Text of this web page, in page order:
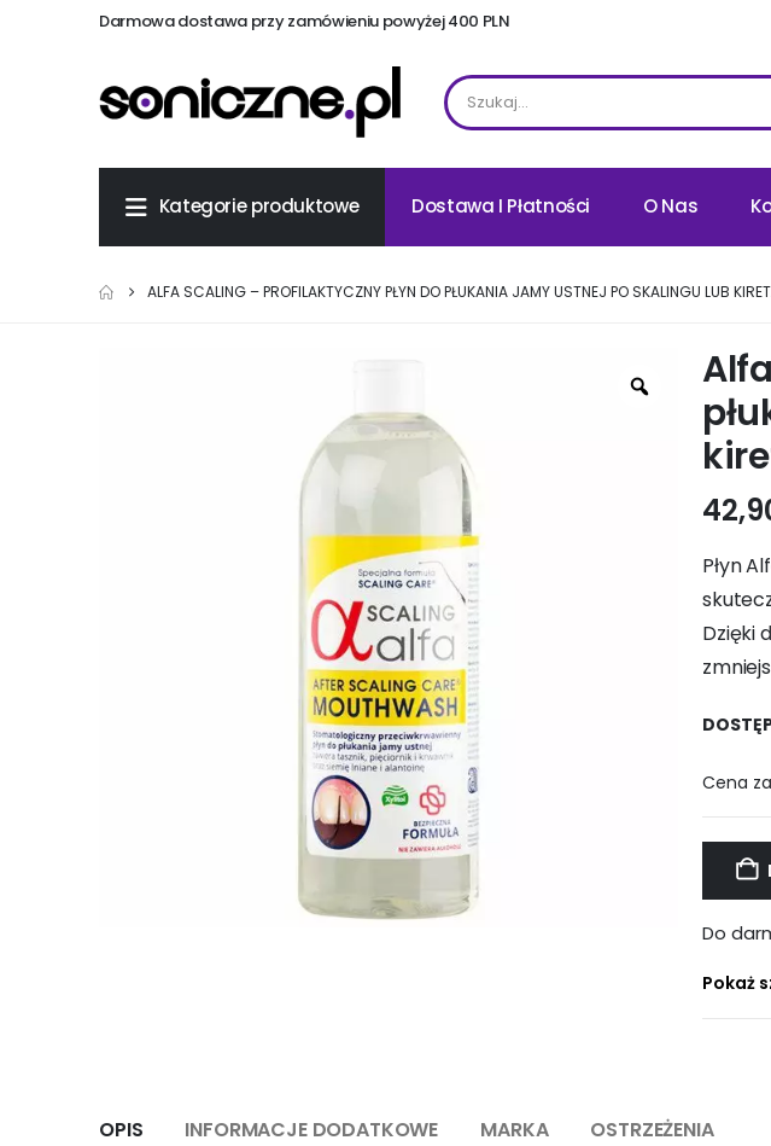
Darmowa dostawa przy zamówieniu powyżej 400 PLN
Kategorie produktowe Dostawa I Płatności O Nas
ALFA SCALING – PROFILAKTYCZNY PŁYN DO PŁUKANIA JAMY USTNEJ PO SKALINGU LUB
Płyn
Dzięki
Cena
Do
Pokaż
OPIS INFORMACJE DODATKOWE MARKA OSTRZEŻENIA